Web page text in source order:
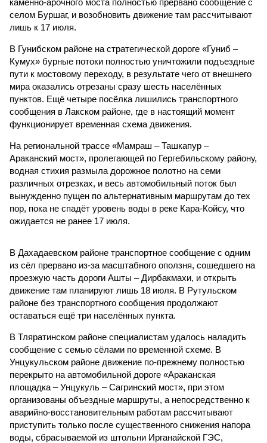
каменно-арочного моста полностью прервано сообщение с
селом Буршаг, и возобновить движение там рассчитывают
лишь к 17 июля.
В Гунибском районе на стратегической дороге «Гуниб –
Кумух» бурные потоки полностью уничтожили подъездные
пути к мостовому переходу, в результате чего от внешнего
мира оказались отрезаны сразу шесть населённых
пунктов. Ещё четыре посёлка лишились транспортного
сообщения в Лакском районе, где в настоящий момент
функционирует временная схема движения.
На региональной трассе «Мамраш – Ташкапур –
Араканский мост», пролегающей по Гергебильскому району,
водная стихия размыла дорожное полотно на семи
различных отрезках, и весь автомобильный поток был
вынужденно пущен по альтернативным маршрутам до тех
пор, пока не спадёт уровень воды в реке Кара-Койсу, что
ожидается не ранее 17 июля.
В Дахадаевском районе транспортное сообщение с одним
из сёл прервано из-за масштабного оползня, сошедшего на
проезжую часть дороги Ашты – Дирбакмахи, и открыть
движение там планируют лишь 18 июля. В Рутульском
районе без транспортного сообщения продолжают
оставаться ещё три населённых пункта.
В Тляратинском районе специалистам удалось наладить
сообщение с семью сёлами по временной схеме. В
Унцукульском районе движение по-прежнему полностью
перекрыто на автомобильной дороге «Араканская
площадка – Унцукуль – Сагринский мост», при этом
организованы объездные маршруты, а непосредственно к
аварийно-восстановительным работам рассчитывают
приступить только после существенного снижения напора
воды, сбрасываемой из штольни Ирганайской ГЭС,